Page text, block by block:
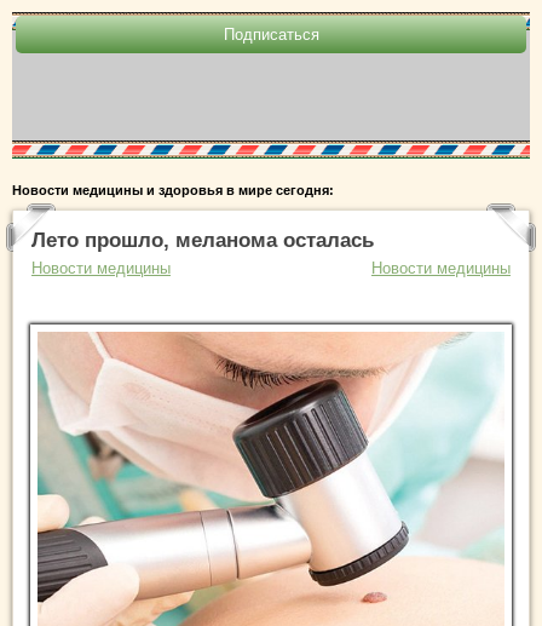
Новости медицины и здоровья в мире сегодня:
Лето прошло, меланома осталась
Новости медицины Новости медицины